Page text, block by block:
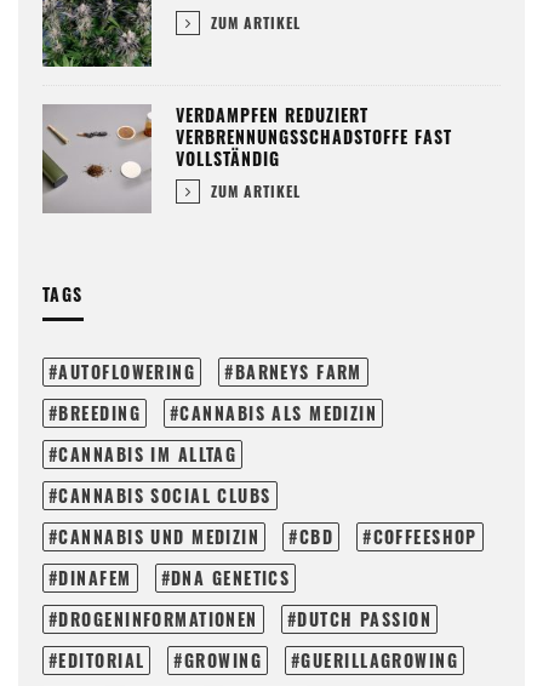
ZUM ARTIKEL
VERDAMPFEN REDUZIERT
VERBRENNUNGSSCHADSTOFFE FAST
VOLLSTÄNDIG
ZUM ARTIKEL
TAGS
AUTOFLOWERING
BARNEYS FARM
BREEDING
CANNABIS ALS MEDIZIN
CANNABIS IM ALLTAG
CANNABIS SOCIAL CLUBS
CANNABIS UND MEDIZIN
CBD
COFFEESHOP
DINAFEM
DNA GENETICS
DROGENINFORMATIONEN
DUTCH PASSION
EDITORIAL
GROWING
GUERILLAGROWING